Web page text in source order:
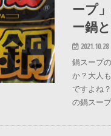
ープ
ー鍋
2021.10.28
鍋スープ
か？大人
ですよね
の鍋スー